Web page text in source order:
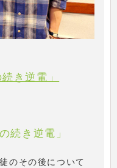
き逆電」
続き逆電」
のその後について